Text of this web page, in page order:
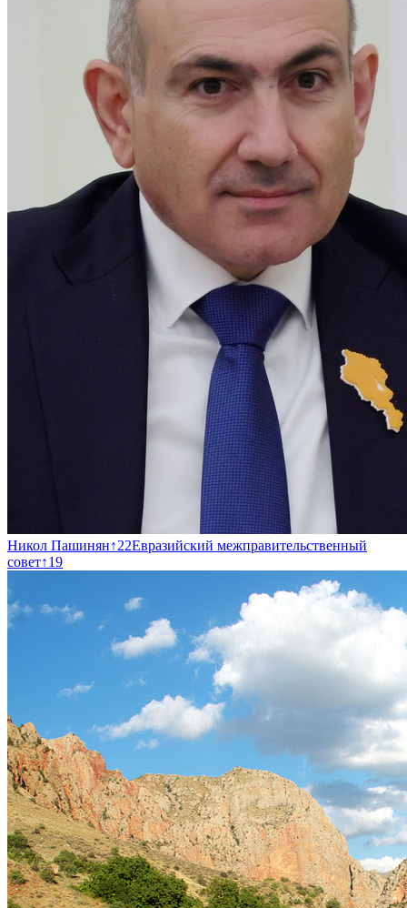
Никол Пашинян↑22Евразийский межправительственный
совет↑19